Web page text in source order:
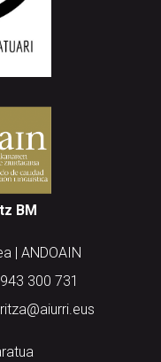
BM
| ANDOAIN
300 731